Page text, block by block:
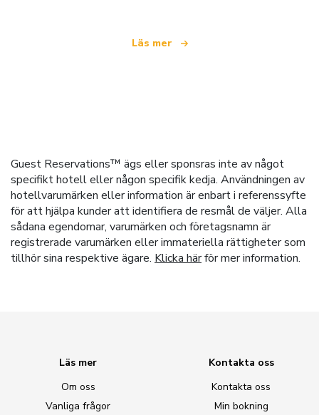
Läs mer
Guest Reservations™ ägs eller sponsras inte av något
specifikt hotell eller någon specifik kedja. Användningen av
hotellvarumärken eller information är enbart i referenssyfte
för att hjälpa kunder att identifiera de resmål de väljer. Alla
sådana egendomar, varumärken och företagsnamn är
registrerade varumärken eller immateriella rättigheter som
tillhör sina respektive ägare. Klicka härför mer information.
Läs mer
Om oss
Vanliga frågor
Kontakta oss
Kontakta oss
Min bokning